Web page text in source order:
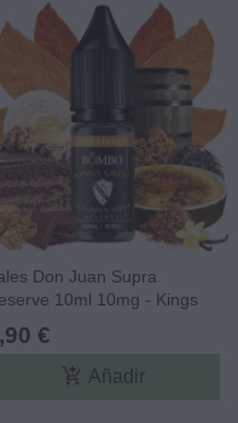
Don Juan Supra
10ml 10mg - Kings
Core Edition & Bombo
Edition
€
add_shopping_cart Añadir